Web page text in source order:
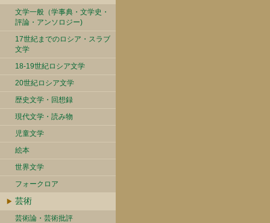
文学一般（学事典・文学史・
評論・アンソロジー)
17世紀までのロシア・スラブ
文学
18-19世紀ロシア文学
20世紀ロシア文学
歴史文学・回想録
現代文学・読み物
児童文学
絵本
世界文学
フォークロア
芸術
芸術論・芸術批評